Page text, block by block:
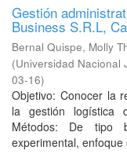
Gestión
Business S.R.L,
Bernal Quispe, Molly
(Universidad Nacional
03-16)
Objetivo: Conocer la
la gestión logística
Métodos: De tipo
experimental,